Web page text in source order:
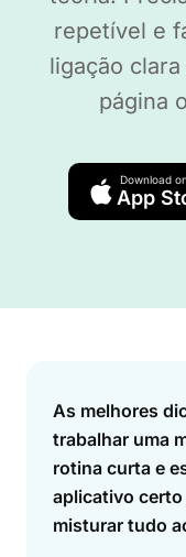
repetível e
ligação
página
Download
App
Answer
As melhores
trabalhar uma
rotina curta e
aplicativo certo
misturar tudo